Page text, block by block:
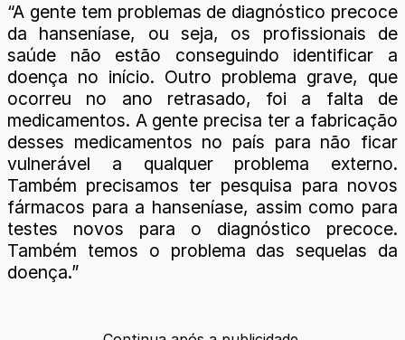
“A gente tem problemas de diagnóstico precoce
da hanseníase, ou seja, os profissionais de
saúde não estão conseguindo identificar a
doença no início. Outro problema grave, que
ocorreu no ano retrasado, foi a falta de
medicamentos. A gente precisa ter a fabricação
desses medicamentos no país para não ficar
vulnerável a qualquer problema externo.
Também precisamos ter pesquisa para novos
fármacos para a hanseníase, assim como para
testes novos para o diagnóstico precoce.
Também temos o problema das sequelas da
doença.”